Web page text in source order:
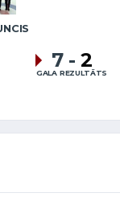
7 - 2
GALA REZULTĀTS